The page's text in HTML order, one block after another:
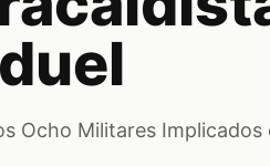
Ocho Militares